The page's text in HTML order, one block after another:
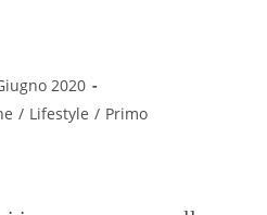
2020
/ Lifestyle / Primo